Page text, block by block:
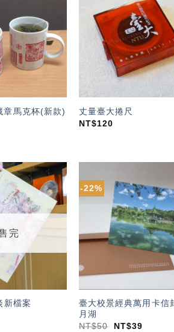
望輕
單」
章馬克杯(新款)
丈量臺大捲尺
NT$120
加入
「願
望輕
單」
完
新檔案
-22%
臺大校景經典萬用卡信
月湖
NT$50 NT$39